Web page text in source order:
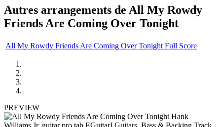
Autres arrangements de All My Rowdy
Friends Are Coming Over Tonight
All My Rowdy Friends Are Coming Over Tonight Full Score
PREVIEW